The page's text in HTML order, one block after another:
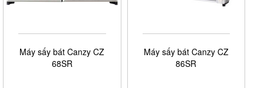
Máy sấy bát Canzy CZ
68SR
Máy sấy bát Canzy CZ
86SR